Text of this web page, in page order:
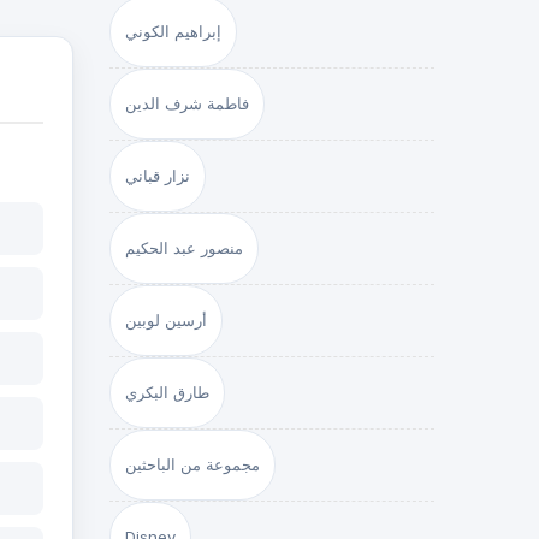
إبراهيم الكوني
فاطمة شرف الدين
نزار قباني
منصور عبد الحكيم
أرسين لوبين
طارق البكري
مجموعة من الباحثين